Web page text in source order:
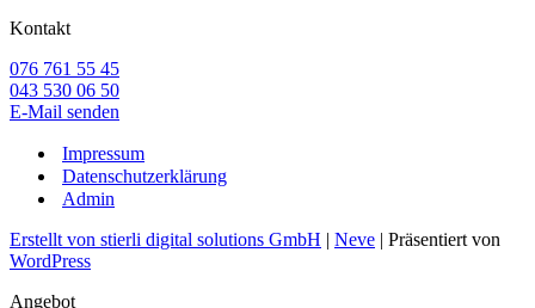
Kontakt
076 761 55 45
043 530 06 50
E-Mail senden
Impressum
Datenschutzerklärung
Admin
Erstellt von stierli digital solutions GmbH | Neve | Präsentiert von
WordPress
Angebot